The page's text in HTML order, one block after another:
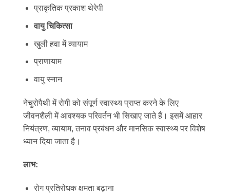
प्राकृतिक प्रकाश थेरेपी
वायु चिकित्सा
खुली हवा में व्यायाम
प्राणायाम
वायु स्नान
नेचुरोपैथी में रोगी को संपूर्ण स्वास्थ्य प्राप्त करने के लिए
जीवनशैली में आवश्यक परिवर्तन भी सिखाए जाते हैं। इसमें आहार
नियंत्रण, व्यायाम, तनाव प्रबंधन और मानसिक स्वास्थ्य पर विशेष
ध्यान दिया जाता है।
लाभ:
रोग प्रतिरोधक क्षमता बढ़ाना